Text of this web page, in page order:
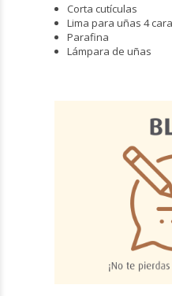
Corta cutículas
Lima para uñas 4
Parafina
Lámpara de uñas